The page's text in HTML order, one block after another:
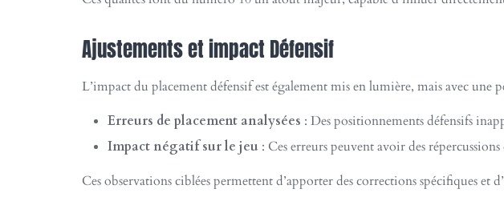
Ajustements et impact Défensif
L’impact du placement défensif est également mis en lumière, mais avec une
Erreurs de placement analysées : Des positionnements défensifs
Impact négatif sur le jeu : Ces erreurs peuvent avoir des
Ces observations ciblées permettent d’apporter des corrections spécifiques